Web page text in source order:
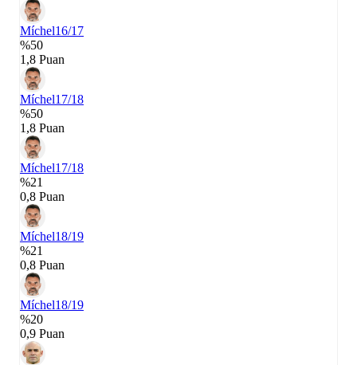
Míchel16/17
%50
1,8 Puan
Míchel17/18
%50
1,8 Puan
Míchel17/18
%21
0,8 Puan
Míchel18/19
%21
0,8 Puan
Míchel18/19
%20
0,9 Puan